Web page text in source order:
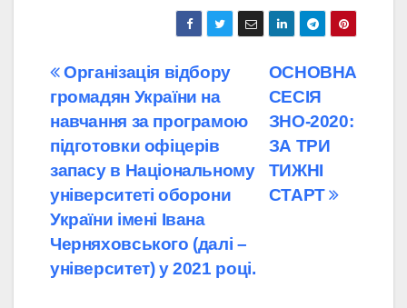
Навігація
записів
ОСНОВНА
СЕСІЯ
ЗНО-2020:
ЗА ТРИ
ТИЖНІ
СТАРТ
Організація відбору
громадян України на
навчання за програмою
підготовки офіцерів
запасу в Національному
університеті оборони
України імені Івана
Черняховського (далі –
університет) у 2021 році.